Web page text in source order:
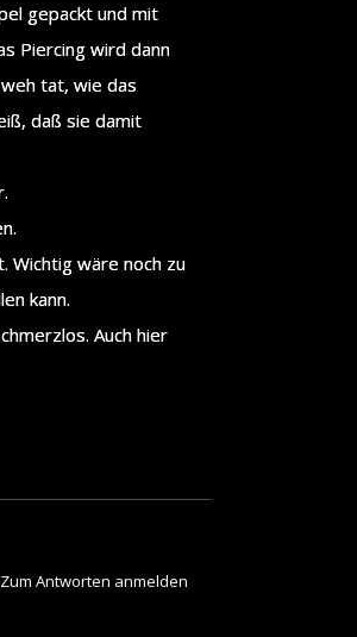
gepackt und mit
Piercing wird dann
tat, wie das
daß sie damit
Wichtig wäre noch zu
kann.
Auch hier
Zum Antworten anmelden